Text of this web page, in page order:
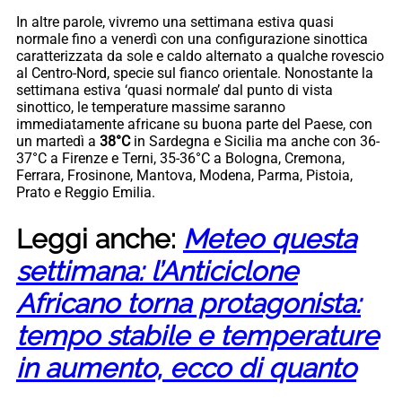
In altre parole, vivremo una settimana estiva quasi
normale fino a venerdì con una configurazione sinottica
caratterizzata da sole e caldo alternato a qualche rovescio
al Centro-Nord, specie sul fianco orientale. Nonostante la
settimana estiva ‘quasi normale’ dal punto di vista
sinottico, le temperature massime saranno
immediatamente africane su buona parte del Paese, con
un martedì a 38°Cin Sardegna e Sicilia ma anche con 36-
37°C a Firenze e Terni, 35-36°C a Bologna, Cremona,
Ferrara, Frosinone, Mantova, Modena, Parma, Pistoia,
Prato e Reggio Emilia.
Leggi anche: Meteo questa
settimana: l’Anticiclone
Africano torna protagonista:
tempo stabile e temperature
in aumento, ecco di quanto